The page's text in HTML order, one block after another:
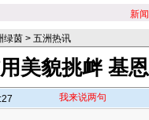
新闻
绿茵 > 五洲热讯
美貌挑衅 基
我来说两句